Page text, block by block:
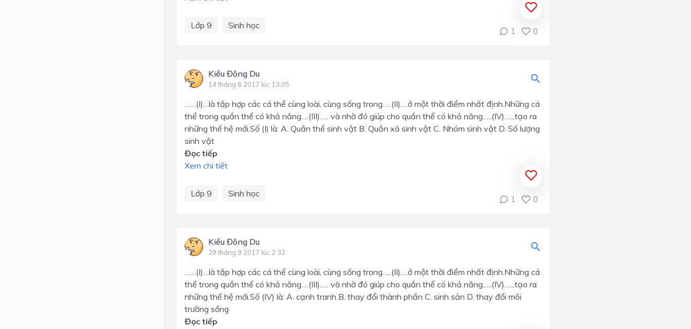
Lớp 9 Sinh học
1 0
Kiều Đông Du
14 tháng 6 2017 lúc 13:05
……(I)…là tập hợp các cá thể cùng loài, cùng sống trong…..(II)….ở một thời điểm nhất định.Những cá
thể trong quần thể có khả năng….(III)….. và nhờ đó giúp cho quần thể có khả năng…..(IV)…..,tạo ra
những thế hệ mới.Số (I) là: A. Quần thể sinh vật B. Quần xã sinh vật C. Nhóm sinh vật D. Số lượng
sinh vật
Đọc tiếp
Xem chi tiết
Lớp 9 Sinh học
1 0
Kiều Đông Du
29 tháng 9 2017 lúc 2:32
……(I)…là tập hợp các cá thể cùng loài, cùng sống trong…..(II)….ở một thời điểm nhất định.Những cá
thể trong quần thể có khả năng….(III)….. và nhờ đó giúp cho quần thể có khả năng…..(IV)…..,tạo ra
những thế hệ mới.Số (IV) là: A. cạnh tranh B. thay đổi thành phần C. sinh sản D. thay đổi môi
trường sống
Đọc tiếp